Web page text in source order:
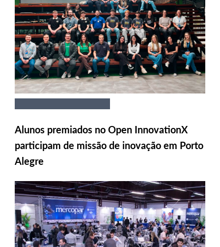
Alunos premiados no Open InnovationX
participam de missão de inovação em Porto
Alegre